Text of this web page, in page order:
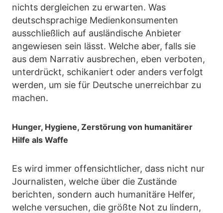
nichts dergleichen zu erwarten. Was
deutschsprachige Medienkonsumenten
ausschließlich auf ausländische Anbieter
angewiesen sein lässt. Welche aber, falls sie
aus dem Narrativ ausbrechen, eben verboten,
unterdrückt, schikaniert oder anders verfolgt
werden, um sie für Deutsche unerreichbar zu
machen.
Hunger, Hygiene, Zerstörung von humanitärer
Hilfe als Waffe
Es wird immer offensichtlicher, dass nicht nur
Journalisten, welche über die Zustände
berichten, sondern auch humanitäre Helfer,
welche versuchen, die größte Not zu lindern,